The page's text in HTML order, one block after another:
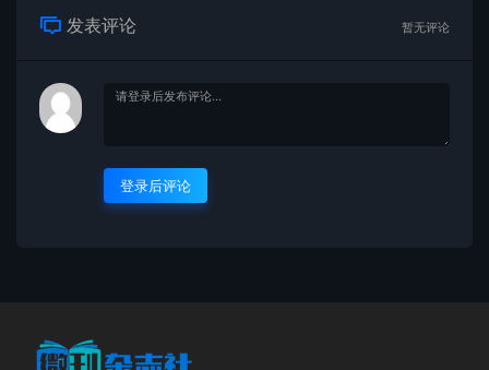
发表评论 暂无评论
登录后评论